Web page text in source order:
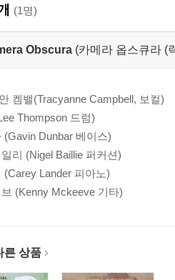
(1명)
Obscura (카메라 옵스큐라 (
켐밸(Tracyanne Campbell, 보컬)
Thompson 드럼)
(Gavin Dunbar 베이스)
리 (Nigel Baillie 퍼커션)
(Carey Lander 피아노)
(Kenny Mckeeve 기타)
른 상품